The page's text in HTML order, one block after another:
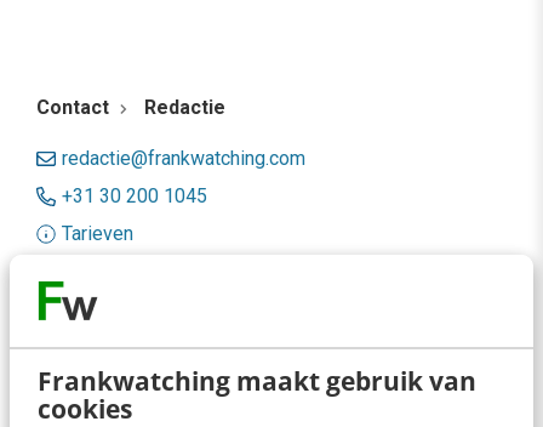
Frankwatching maakt gebruik van
cookies
Contact Redactie
redactie@frankwatching.com
+31 30 200 1045
Tarieven
Frankwatching
Adverteren